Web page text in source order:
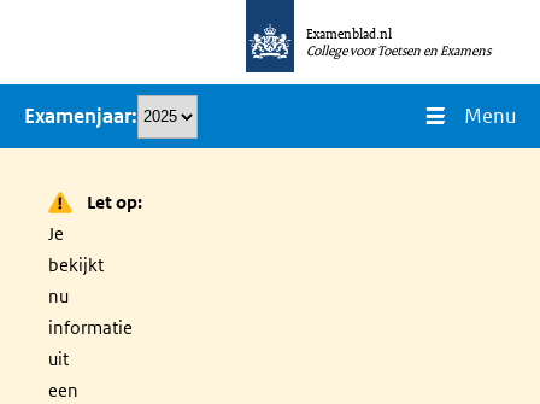
naar
inhoud
Examenblad.nl
College voor Toetsen en Examens
Examenjaar Menu
Let op:
Je
bekijkt
nu
informatie
uit
een